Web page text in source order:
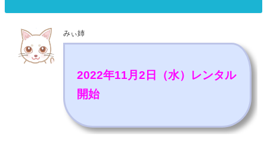
みぃ姉
2022年11月2日（水）レンタル
開始